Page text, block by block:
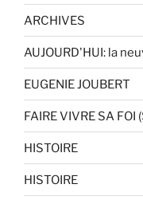
ARCHIVES
AUJOURD'HUI: la
EUGENIE JOUBERT
FAIRE VIVRE SA FOI
HISTOIRE
HISTOIRE